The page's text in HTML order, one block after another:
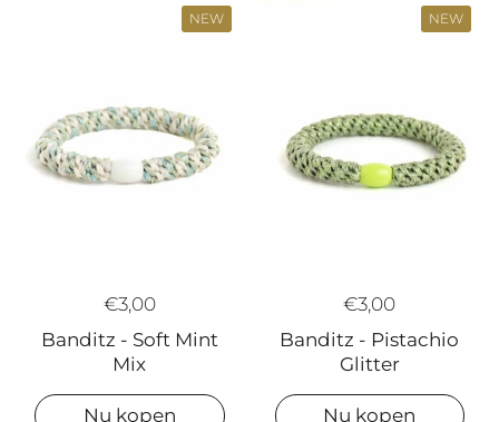
€3,00
Banditz - Soft Mint
Mix
Nu kopen
NEW
€3,00
Banditz - Pistachio
Glitter
Nu kopen
NEW